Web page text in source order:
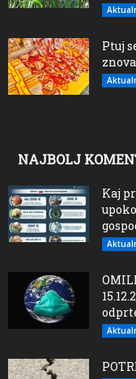
Ptuj
NAJBOLJ
Kaj